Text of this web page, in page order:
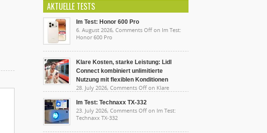
AKTUELLE TESTS
Im Test: Honor 600 Pro
6. August 2026, Comments Off on Im Test:
Honor 600 Pro
Klare Kosten, starke Leistung: Lidl
Connect kombiniert unlimitierte
Nutzung mit flexiblen Konditionen
28. July 2026, Comments Off on Klare
unlimitierte Nutzung mit flexiblen Konditionen
Im Test: Technaxx TX-332
23. July 2026, Comments Off on Im Test:
Technaxx TX-332